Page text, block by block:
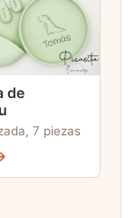
de
7 piezas